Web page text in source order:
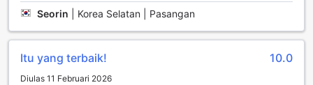
anda menjelajahi keindahan London dengan mudah.
Dengan kemudahan pengangkutan yang efisien dan
perkhidmatan pemindahan yang boleh dipercayai, The
yang ingin menikmati keindahan bandar tanpa sebarang
kesulitan.
Seorin Korea Selatan | Pasangan
Itu yang terbaik! 10.0
Diulas 11 Februari 2026